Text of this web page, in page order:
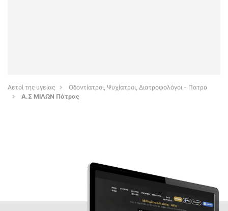
Αετοί της υγείας
Οδοντίατροι, Ψυχίατροι, Διατροφολόγοι - Πατρα
Α.Σ ΜΙΛΩΝ Πάτρας